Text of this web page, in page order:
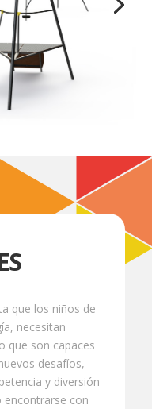
que los niños de
necesitan
que son capaces
desafíos,
y diversión
encontrarse con